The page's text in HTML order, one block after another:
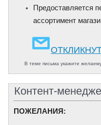
Предоставляется
ассортимент
В теме письма укажите
Контент-
ПОЖЕЛАНИЯ: